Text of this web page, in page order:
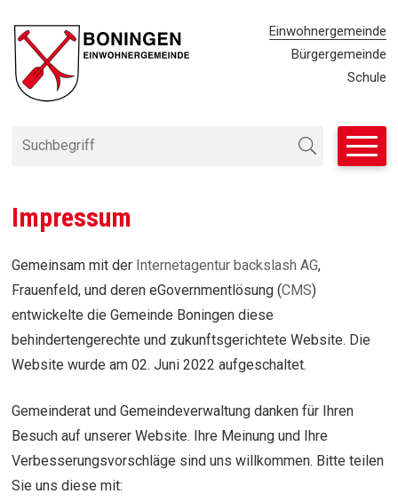
Navigieren in
Suchbegriff
Suche starten
Einwohnergemeinde
Bürgergemeinde
Schule
Impressum
Gemeinsam mit der Internetagentur backslash AG,
Frauenfeld, und deren eGovernmentlösung (CMS)
entwickelte die Gemeinde Boningen diese
behindertengerechte und zukunftsgerichtete Website. Die
Website wurde am 02. Juni 2022 aufgeschaltet.
Gemeinderat und Gemeindeverwaltung danken für Ihren
Besuch auf unserer Website. Ihre Meinung und Ihre
Verbesserungsvorschläge sind uns willkommen. Bitte teilen
Sie uns diese mit: